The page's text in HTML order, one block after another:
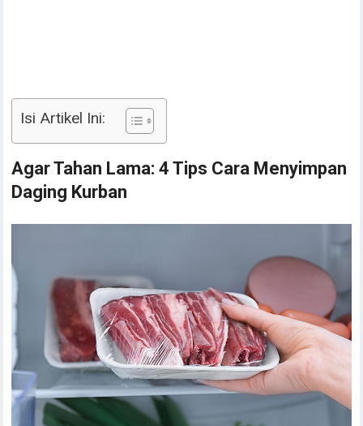
Isi Artikel Ini:
Agar Tahan Lama: 4 Tips Cara Menyimpan
Daging Kurban